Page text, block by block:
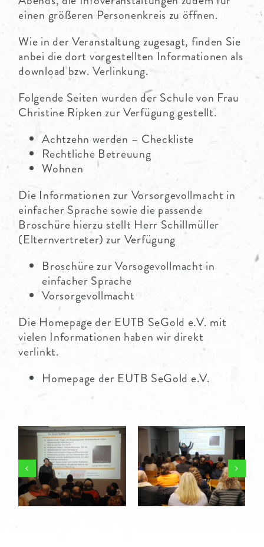
einen größeren Personenkreis zu öffnen.
Wie in der Veranstaltung zugesagt, finden Sie
anbei die dort vorgestellten Informationen als
download bzw. Verlinkung.
Folgende Seiten wurden der Schule von Frau
Christine Ripken zur Verfügung gestellt.
Achtzehn werden – Checkliste
Rechtliche Betreuung
Wohnen
Die Informationen zur Vorsorgevollmacht in
einfacher Sprache sowie die passende
Broschüre hierzu stellt Herr Schillmüller
(Elternvertreter) zur Verfügung
Broschüre zur Vorsogevollmacht in
einfacher Sprache
Vorsorgevollmacht
Die Homepage der EUTB SeGold e.V. mit
vielen Informationen haben wir direkt
verlinkt.
Homepage der EUTB SeGold e.V.